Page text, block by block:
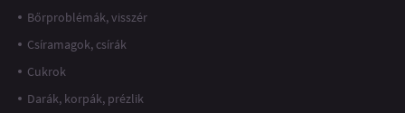
Bőrproblémák, visszér
Csíramagok, csírák
Cukrok
Darák, korpák, prézlik